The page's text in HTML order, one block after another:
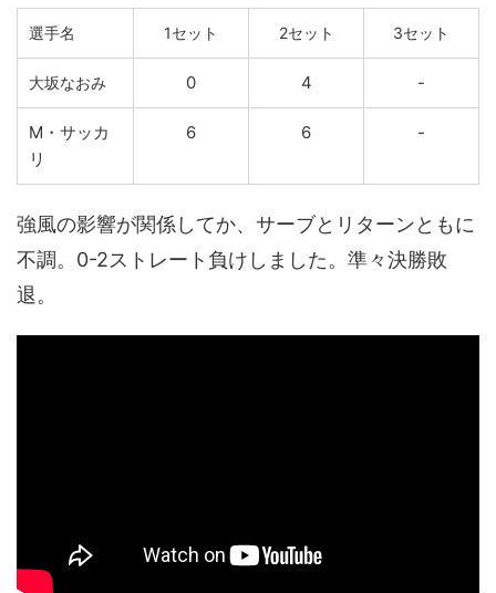
選手名 1セット 2セット 3セット
大坂なおみ 0 4 -
M・サッカ
リ
6 6 -
強風の影響が関係してか、サーブとリターンともに
不調。0-2ストレート負けしました。準々決勝敗
退。